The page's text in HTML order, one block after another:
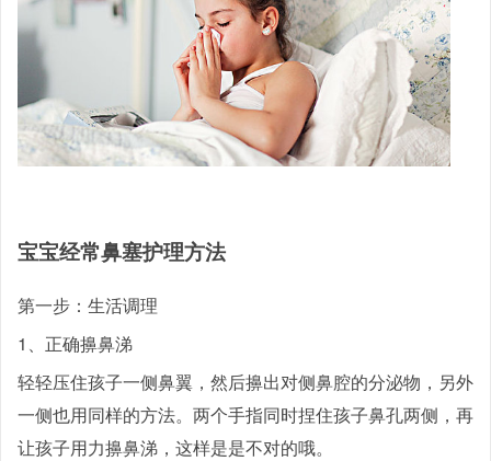
宝宝经常鼻塞护理方法
第一步：生活调理
1、正确擤鼻涕
轻轻压住孩子一侧鼻翼，然后擤出对侧鼻腔的分泌物，另外
一侧也用同样的方法。两个手指同时捏住孩子鼻孔两侧，再
让孩子用力擤鼻涕，这样是是不对的哦。